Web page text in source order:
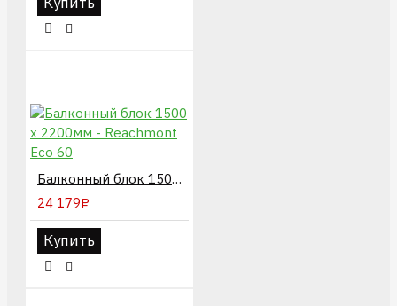
Балконный блок 1500 х 2200мм - Reachmont Eco 60
24 179₽
Купить